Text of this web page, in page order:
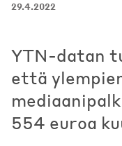
29.4.2022
YTN-datan
että
554 euroa